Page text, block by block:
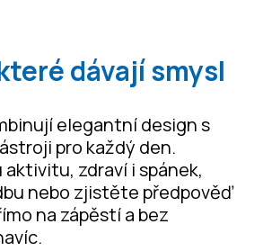
dávají smysl
elegantní design s
pro každý den.
zdraví i spánek,
nebo zjistěte předpověď
na zápěstí a bez